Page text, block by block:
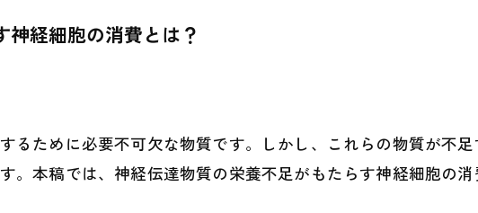
経細胞の消費とは？
るために必要不可欠な物質です。しかし、これらの物質が不
。本稿では、神経伝達物質の栄養不足がもたらす神経細胞の消